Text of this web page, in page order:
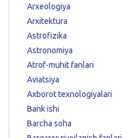
Arxeologiya
Arxitektura
Astrofizika
Astronomiya
Atrof-muhit fanlari
Aviatsiya
Axborot texnologiyalari
Bank ishi
Barcha soha